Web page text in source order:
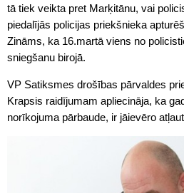
tā tiek veikta pret Marķitānu, vai
piedalījās policijas priekšnieka
Zināms, ka 16.martā viens no
sniegšanu birojā.
VP Satiksmes drošības pārvaldes
Krapsis raidījumam apliecināja, ka
norīkojuma pārbaude, ir jāievēro